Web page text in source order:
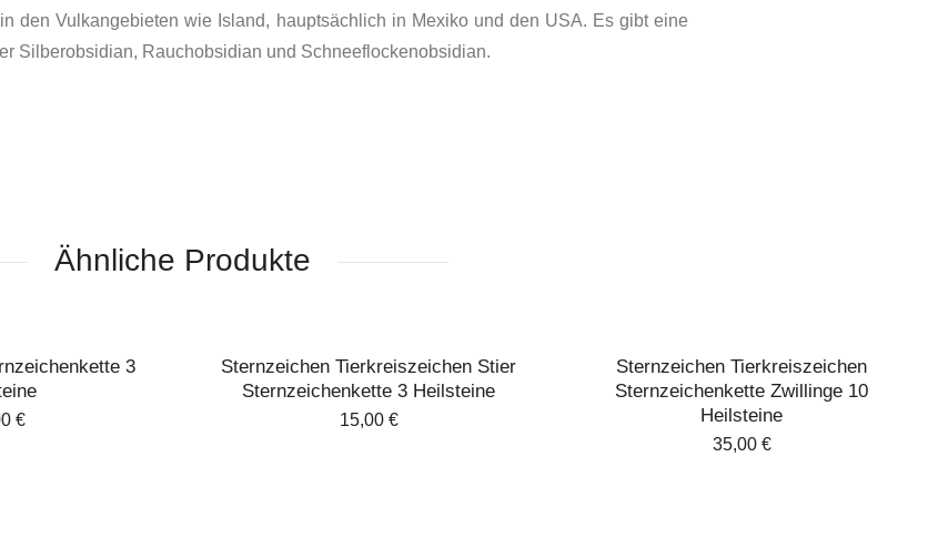
den Vulkangebie­ten wie Island, hauptsächlich in Mexiko und den USA. Es gibt eine
Silberobsidian, Rauchobsidian und Schneeflockenobsidian.
Ähnliche Produkte
3
€
Sternzeichen Tierkreiszeichen Stier
Sternzeichenkette 3 Heilsteine
15,00 €
Sternzeichen Tierkreiszeichen
Sternzeichenkette Zwillinge 10
Heilsteine
35,00 €